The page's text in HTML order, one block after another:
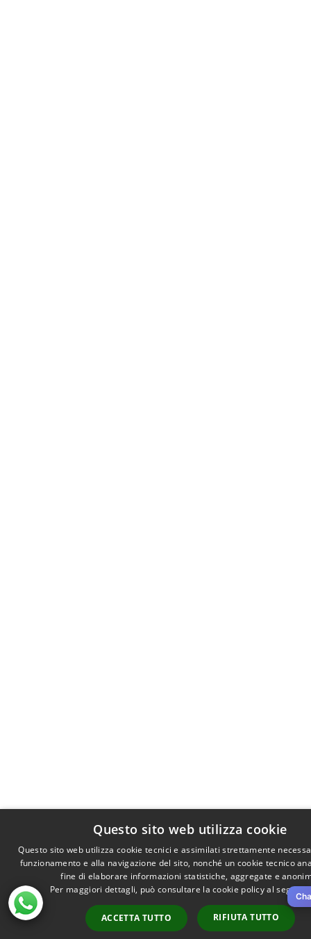
Questo sito web utilizza cookie
Questo sito web utilizza cookie tecnici e assimilati strettamente
funzionamento e alla navigazione del sito, nonché un cookie tecnico
fine di elaborare informazioni statistiche, aggregate e
Per maggiori dettagli, può consultare la cookie policy al
ACCETTA TUTTO RIFIUTA TUTTO